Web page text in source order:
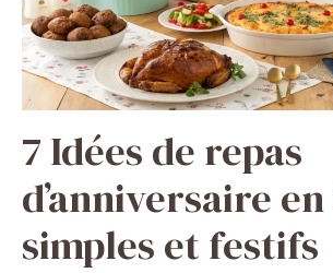
7 Idées de repas
d’anniversaire
simples et festifs